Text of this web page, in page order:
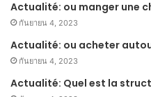
Actualité: ou manger une
กันยายน 4, 2023
Actualité: ou acheter
กันยายน 4, 2023
Actualité: Quel est la